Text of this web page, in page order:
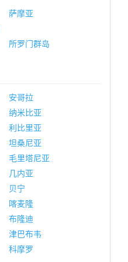
萨摩亚
所罗门群岛
安哥拉
纳米比亚
利比里亚
坦桑尼亚
毛里塔尼亚
几内亚
贝宁
喀麦隆
布隆迪
津巴布韦
科摩罗